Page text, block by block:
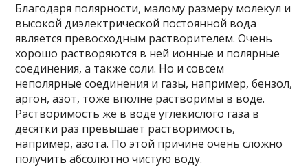
Благодаря полярности, малому размеру молекул и
высокой диэлектрической постоянной вода
является превосходным растворителем. Очень
хорошо растворяются в ней ионные и полярные
соединения, а также соли. Но и совсем
неполярные соединения и газы, например, бензол,
аргон, азот, тоже вполне растворимы в воде.
Растворимость же в воде углекислого газа в
десятки раз превышает растворимость,
например, азота. По этой причине очень сложно
получить абсолютно чистую воду.